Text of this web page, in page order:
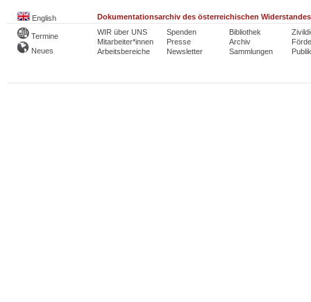
English Dokumentationsarchiv des österreichischen Widerstandes
Termine
Neues
WIR über UNS
Mitarbeiter*innen
Arbeitsbereiche
Spenden
Presse
Newsletter
Bibliothek
Archiv
Sammlungen